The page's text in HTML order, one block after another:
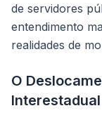
de servidores
entendimento
realidades de
O
Interestadual